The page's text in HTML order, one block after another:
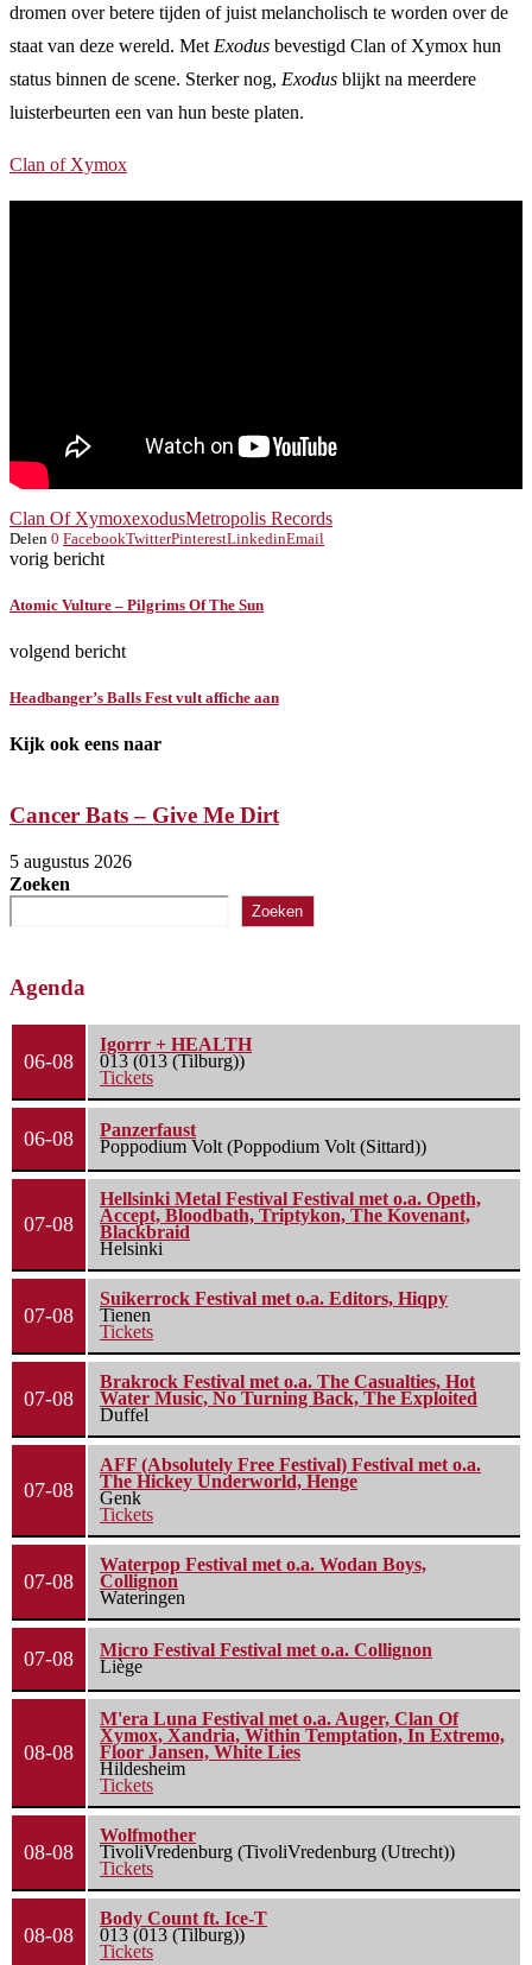
dromen over betere tijden of juist melancholisch te worden over de
staat van deze wereld. Met Exodus bevestigd Clan of Xymox hun
status binnen de scene. Sterker nog, Exodus blijkt na meerdere
luisterbeurten een van hun beste platen.
Clan of Xymox
Clan Of XymoxexodusMetropolis Records
Delen 0 FacebookTwitterPinterestLinkedinEmail
vorig bericht
Atomic Vulture – Pilgrims Of The Sun
volgend bericht
Headbanger’s Balls Fest vult affiche aan
Kijk ook eens naar
Cancer Bats – Give Me Dirt
5 augustus 2026
Zoeken
Zoeken
Agenda
06-08
Igorrr + HEALTH
013 (013 (Tilburg))
Tickets
06-08
Panzerfaust
Poppodium Volt (Poppodium Volt (Sittard))
07-08
Hellsinki Metal Festival Festival met o.a. Opeth,
Accept, Bloodbath, Triptykon, The Kovenant,
Blackbraid
Helsinki
07-08
Suikerrock Festival met o.a. Editors, Hiqpy
Tienen
Tickets
07-08
Brakrock Festival met o.a. The Casualties, Hot
Water Music, No Turning Back, The Exploited
Duffel
07-08
AFF (Absolutely Free Festival) Festival met o.a.
The Hickey Underworld, Henge
Genk
Tickets
07-08
Waterpop Festival met o.a. Wodan Boys,
Collignon
Wateringen
07-08
Micro Festival Festival met o.a. Collignon
Liège
08-08
M'era Luna Festival met o.a. Auger, Clan Of
Xymox, Xandria, Within Temptation, In Extremo,
Floor Jansen, White Lies
Hildesheim
Tickets
08-08
Wolfmother
TivoliVredenburg (TivoliVredenburg (Utrecht))
Tickets
08-08
Body Count ft. Ice-T
013 (013 (Tilburg))
Tickets